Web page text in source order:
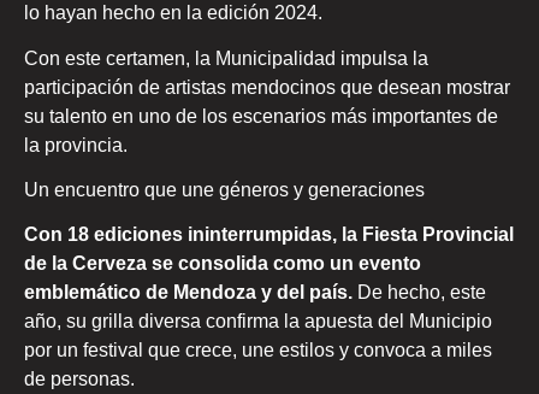
lo hayan hecho en la edición 2024.
Con este certamen, la Municipalidad impulsa la
participación de artistas mendocinos que desean mostrar
su talento en uno de los escenarios más importantes de
la provincia.
Un encuentro que une géneros y generaciones
Con 18 ediciones ininterrumpidas, la Fiesta Provincial
de la Cerveza se consolida como un evento
emblemático de Mendoza y del país. De hecho, este
año, su grilla diversa confirma la apuesta del Municipio
por un festival que crece, une estilos y convoca a miles
de personas.